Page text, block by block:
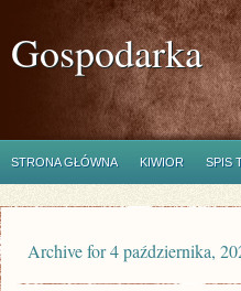
Gospodarka
STRONA GŁÓWNA KIWIOR SPIS
Archive for 4 października,